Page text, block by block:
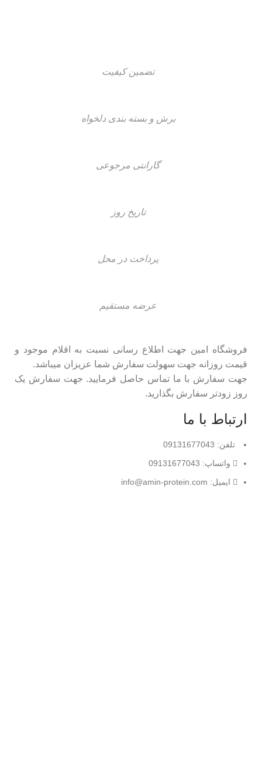
تضمین کیفیت
برش و بسته بندی دلخواه
گارانتی مرجوعی
تاریخ روز
پرداخت در محل
عرضه مستقیم
فروشگاه امین جهت اطلاع رسانی نسبت به اقلام موجود و
قیمت روزانه جهت سهولت سفارش شما عزیزان میباشد.
جهت سفارش با ما تماس حاصل فرمایید. جهت سفارش یک
روز زودتر سفارش بگذارید.
ارتباط با ما
تلفن: 09131677043
واتساپ: 09131677043
ایمیل: info@amin-protein.com